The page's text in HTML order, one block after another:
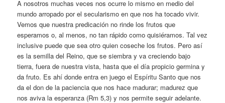
A nosotros muchas veces nos ocurre lo mismo en medio del
mundo arropado por el secularismo en que nos ha tocado vivir.
Vemos que nuestra predicación no rinde los frutos que
esperamos o, al menos, no tan rápido como quisiéramos. Tal vez
inclusive puede que sea otro quien coseche los frutos. Pero así
es la semilla del Reino, que se siembra y va creciendo bajo
tierra, fuera de nuestra vista, hasta que el día propicio germina y
da fruto. Es ahí donde entra en juego el Espíritu Santo que nos
da el don de la paciencia que nos hace madurar; madurez que
nos aviva la esperanza (Rm 5,3) y nos permite seguir adelante.